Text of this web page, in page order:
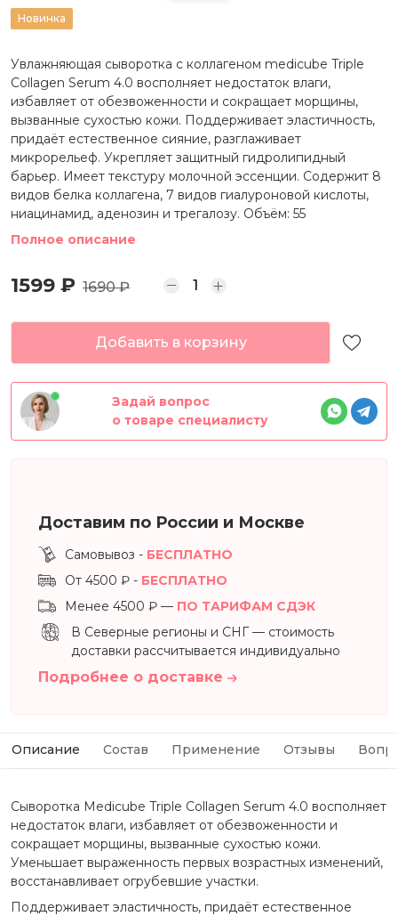
Новинка
Увлажняющая сыворотка с коллагеном medicube Triple
Collagen Serum 4.0 восполняет недостаток влаги,
избавляет от обезвоженности и сокращает морщины,
вызванные сухостью кожи. Поддерживает эластичность,
придаёт естественное сияние, разглаживает
микрорельеф. Укрепляет защитный гидролипидный
барьер. Имеет текстуру молочной эссенции. Содержит 8
видов белка коллагена, 7 видов гиалуроновой кислоты,
ниацинамид, аденозин и трегалозу. Объём: 55
Полное описание
1599 ₽ 1690 ₽
Добавить в корзину
Задай вопрос
о товаре специалисту
Доставим по России и Москве
Самовывоз - БЕСПЛАТНО
От 4500 ₽ - БЕСПЛАТНО
Менее 4500 ₽ — ПО ТАРИФАМ СДЭК
В Северные регионы и СНГ — стоимость
доставки рассчитывается индивидуально
Подробнее о доставке
Описание Состав Применение Отзывы
Сыворотка Medicube Triple Collagen Serum 4.0 восполняет
недостаток влаги, избавляет от обезвоженности и
сокращает морщины, вызванные сухостью кожи.
Уменьшает выраженность первых возрастных изменений,
восстанавливает огрубевшие участки.
Поддерживает эластичность, придаёт естественное